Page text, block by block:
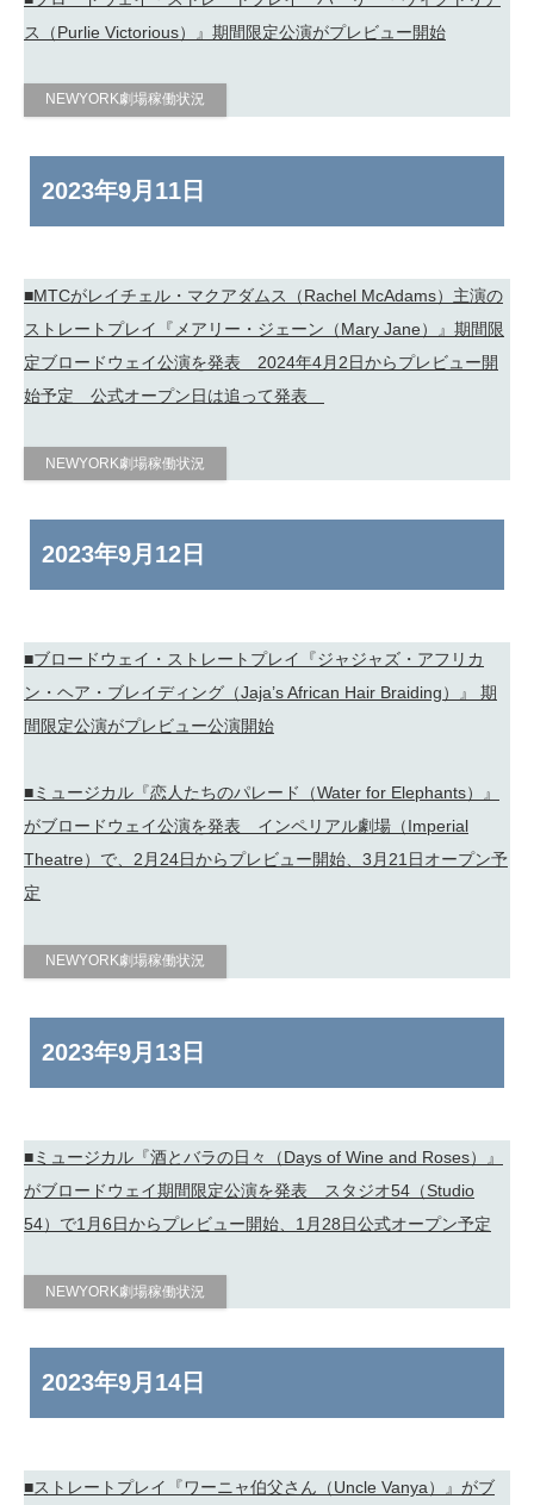
ス（Purlie Victorious）』期間限定公演がプレビュー開始
NEWYORK劇場稼働状況
2023年9月11日
■MTCがレイチェル・マクアダムス（Rachel McAdams）主演の
ストレートプレイ『メアリー・ジェーン（Mary Jane）』期間限
定ブロードウェイ公演を発表 2024年4月2日からプレビュー開
始予定 公式オープン日は追って発表
NEWYORK劇場稼働状況
2023年9月12日
■ブロードウェイ・ストレートプレイ『ジャジャズ・アフリカ
ン・ヘア・ブレイディング（Jaja’s African Hair Braiding）』 期
間限定公演がプレビュー公演開始
■ミュージカル『恋人たちのパレード（Water for Elephants）』
がブロードウェイ公演を発表 インペリアル劇場（Imperial
Theatre）で、2月24日からプレビュー開始、3月21日オープン予
定
NEWYORK劇場稼働状況
2023年9月13日
■ミュージカル『酒とバラの日々（Days of Wine and Roses）』
がブロードウェイ期間限定公演を発表 スタジオ54（Studio
54）で1月6日からプレビュー開始、1月28日公式オープン予定
NEWYORK劇場稼働状況
2023年9月14日
■ストレートプレイ『ワーニャ伯父さん（Uncle Vanya）』がブ